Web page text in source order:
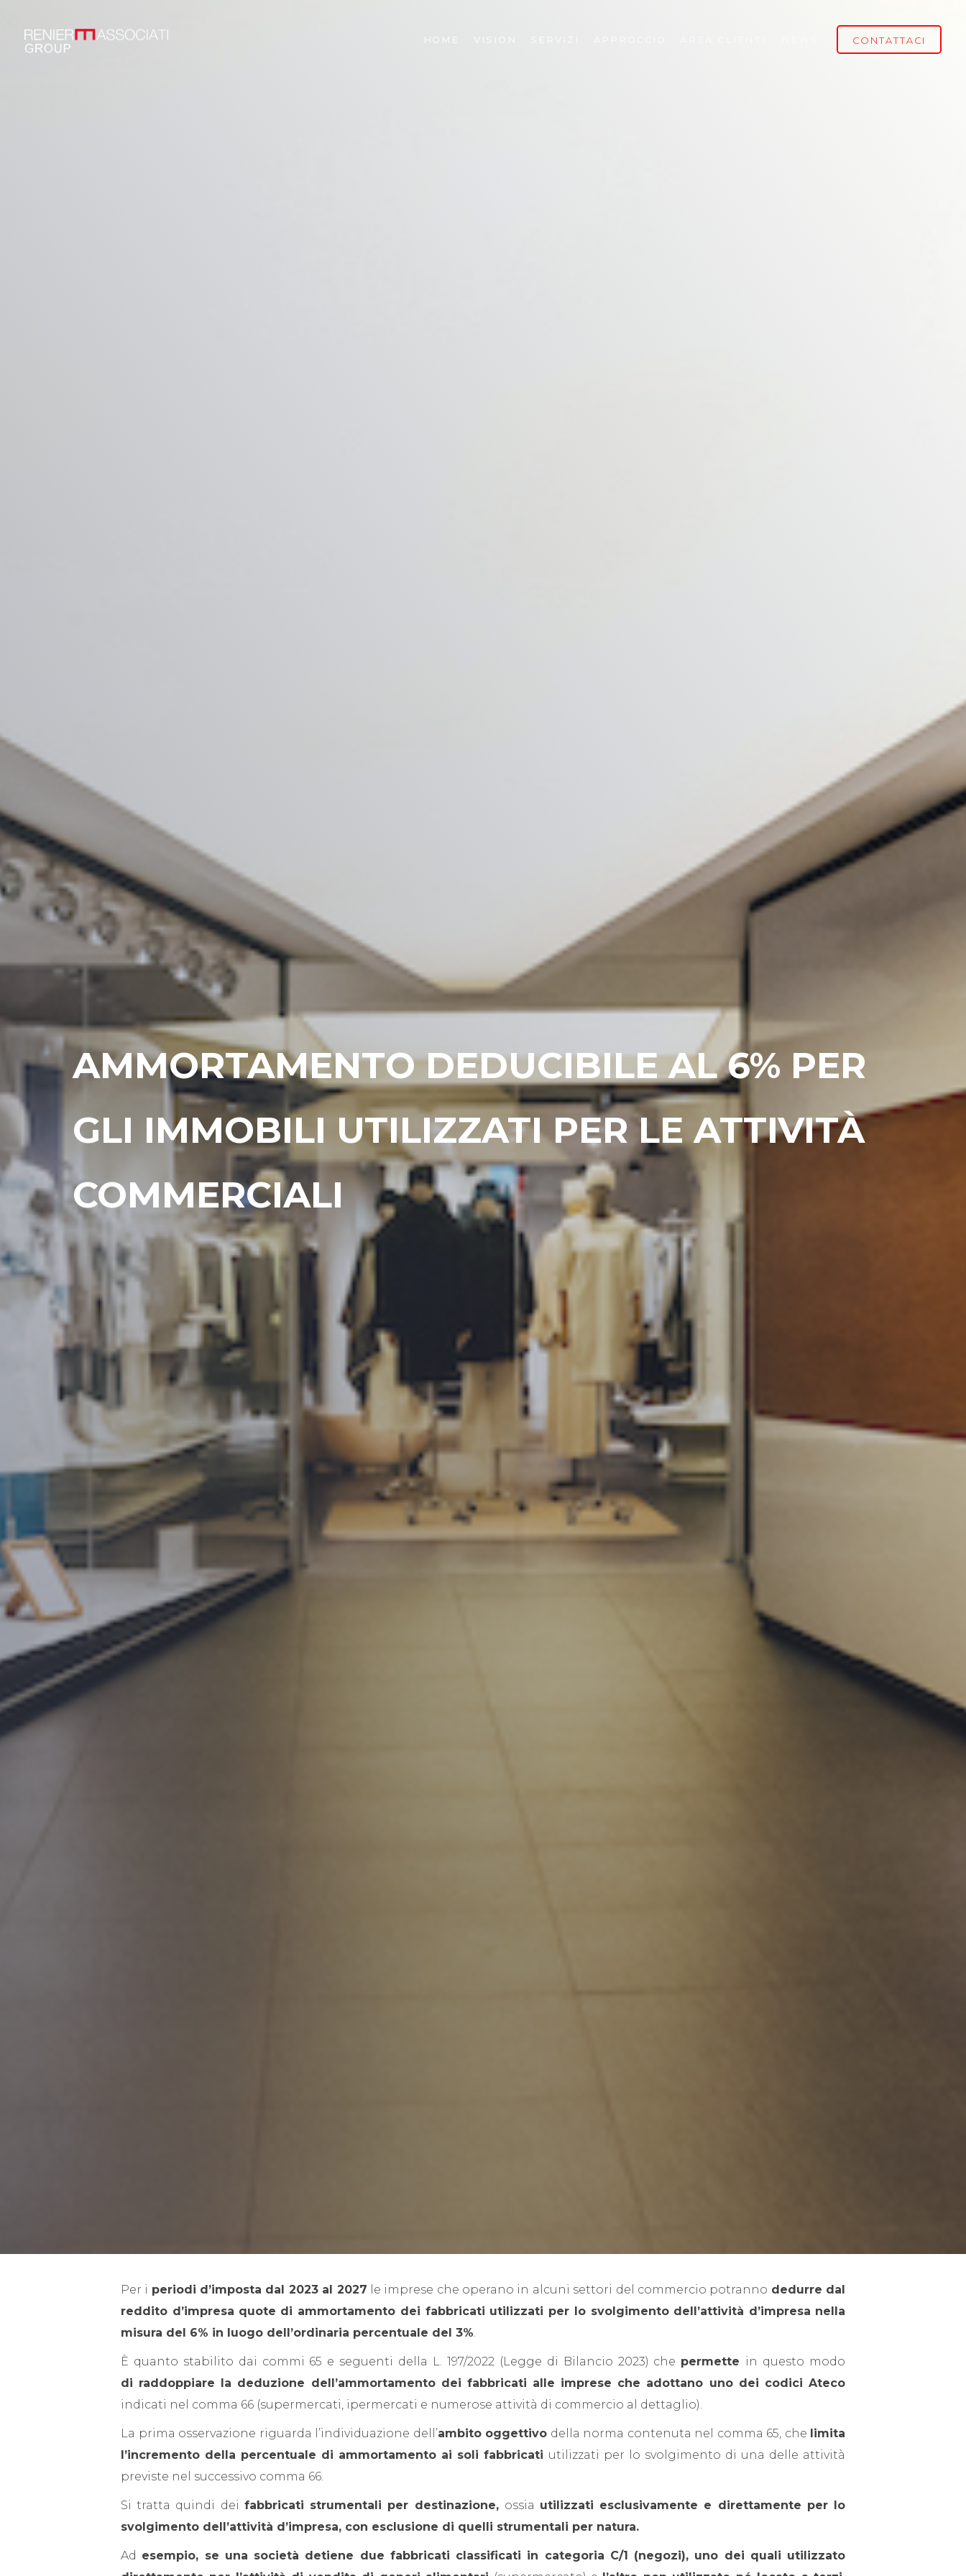
CONTATTACI
AMMORTAMENTO DEDUCIBILE AL 6% PER
GLI IMMOBILI UTILIZZATI PER LE ATTIVITÀ
COMMERCIALI
Per i periodi d’imposta dal 2023 al 2027 le imprese che operano in alcuni settori del commercio potranno dedurre dal
reddito d’impresa quote di ammortamento dei fabbricati utilizzati per lo svolgimento dell’attività d’impresa nella
misura del 6% in luogo dell’ordinaria percentuale del 3%.
È quanto stabilito dai commi 65 e seguenti della L. 197/2022 (Legge di Bilancio 2023) che permette in questo modo
di raddoppiare la deduzione dell’ammortamento dei fabbricati alle imprese che adottano uno dei codici Ateco
indicati nel comma 66 (supermercati, ipermercati e numerose attività di commercio al dettaglio).
La prima osservazione riguarda l’individuazione dell’ambito oggettivo della norma contenuta nel comma 65, che limita
l’incremento della percentuale di ammortamento ai soli fabbricati utilizzati per lo svolgimento di una delle attività
previste nel successivo comma 66.
Si tratta quindi dei fabbricati strumentali per destinazione, ossia utilizzati esclusivamente e direttamente per lo
svolgimento dell’attività d’impresa, con esclusione di quelli strumentali per natura.
Ad esempio, se una società detiene due fabbricati classificati in categoria C/1 (negozi), uno dei quali utilizzato